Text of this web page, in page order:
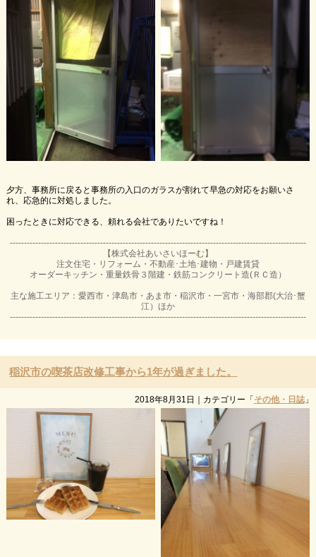
夕方、事務所に戻ると事務所の入口のガラスが割れて早急の対応をお願いさ
れ、応急的に対処しました。
困ったときに対応できる、頼れる会社でありたいですね！
---------------------------------------------------------------------------------------------------------
【株式会社あいさいほーむ】
注文住宅・リフォーム・不動産･土地･建物・戸建賃貸
オーダーキッチン・重量鉄骨３階建・鉄筋コンクリート造(ＲＣ造）
主な施工エリア：愛西市・津島市・あま市・稲沢市・一宮市・海部郡(大治･蟹
江）ほか
---------------------------------------------------------------------------------------------------------
稲沢市の喫茶店改修工事から1年が過ぎました。
2018年8月31日 ｜カテゴリー「その他・日誌」